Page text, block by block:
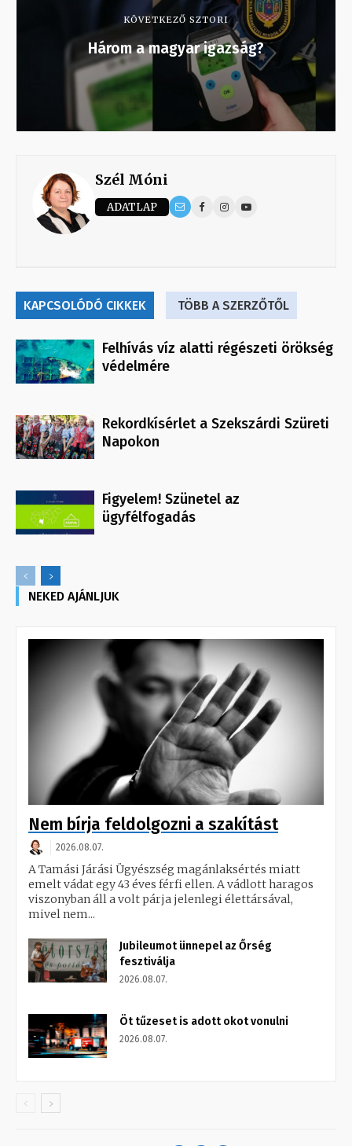
KÖVETKEZŐ SZTORI
Három a magyar igazság?
Szél Móni
ADATLAP
KAPCSOLÓDÓ CIKKEK TÖBB A SZERZŐTŐL
Felhívás víz alatti régészeti örökség
védelmére
Rekordkísérlet a Szekszárdi Szüreti
Napokon
Figyelem! Szünetel az
ügyfélfogadás
NEKED AJÁNLJUK
Nem bírja feldolgozni a szakítást
2026.08.07.
A Tamási Járási Ügyészség magánlaksértés miatt
emelt vádat egy 43 éves férfi ellen. A vádlott haragos
viszonyban áll a volt párja jelenlegi élettársával,
mivel nem...
Jubileumot ünnepel az Őrség
fesztiválja
2026.08.07.
Öt tűzeset is adott okot vonulni
2026.08.07.